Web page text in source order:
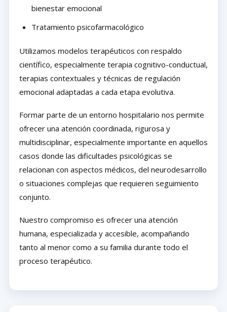
bienestar emocional
Tratamiento psicofarmacológico
Utilizamos modelos terapéuticos con respaldo
científico, especialmente terapia cognitivo-conductual,
terapias contextuales y técnicas de regulación
emocional adaptadas a cada etapa evolutiva.
Formar parte de un entorno hospitalario nos permite
ofrecer una atención coordinada, rigurosa y
multidisciplinar, especialmente importante en aquellos
casos donde las dificultades psicológicas se
relacionan con aspectos médicos, del neurodesarrollo
o situaciones complejas que requieren seguimiento
conjunto.
Nuestro compromiso es ofrecer una atención
humana, especializada y accesible, acompañando
tanto al menor como a su familia durante todo el
proceso terapéutico.